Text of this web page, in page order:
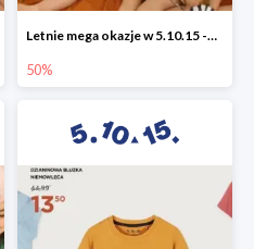
Letnie mega okazje w 5.10.15 -50%
50%